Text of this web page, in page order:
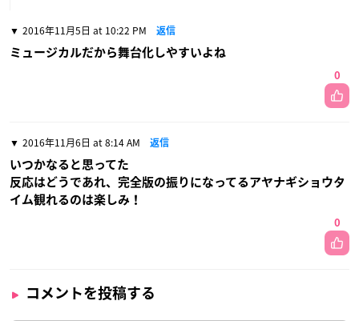
2016年11月5日 at 10:22 PM 返信
ミュージカルだから舞台化しやすいよね
0
2016年11月6日 at 8:14 AM 返信
いつかなると思ってた
反応はどうであれ、完全版の振りになってるアヤナギショウタ
イム観れるのは楽しみ！
0
コメントを投稿する